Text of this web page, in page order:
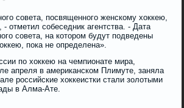
совета, посвященного женскому хоккею,
- отметил собеседник агентства. - Дата
совета, на котором будут подведены
пока не определена».
по хоккею на чемпионате мира,
апреля в американском Плимуте, заняла
российские хоккеистки стали золотыми
в Алма-Ате.